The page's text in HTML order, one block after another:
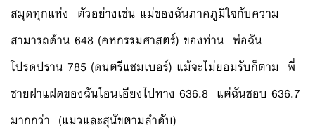
สมุดทุกแห่ง ตัวอย่างเช่น แม่ของฉันภาคภูมิใจกับความ
สามารถด้าน 648 (คหกรรมศาสตร์) ของท่าน พ่อฉัน
โปรดปราน 785 (ดนตรีแชมเบอร์) แม้จะไม่ยอมรับก็ตาม พี่
ชายฝาแฝดของฉันโอนเอียงไปทาง 636.8 แต่ฉันชอบ 636.7
มากกว่า (แมวและสุนัขตามลำดับ)